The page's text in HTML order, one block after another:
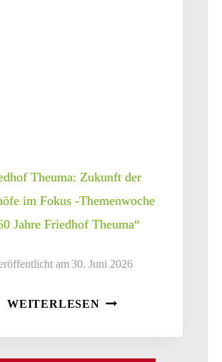
Theuma: Zukunft der
im Fokus -Themenwoche
Jahre Friedhof Theuma“
am 30. Juni 2026
WEITERLESENFRIEDHOF
ZUKUNFT